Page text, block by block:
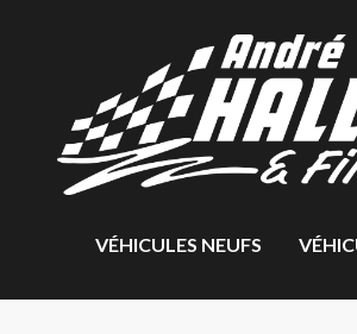
VÉHICULES NEUFS